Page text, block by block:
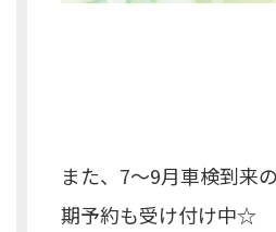
また、7～9月車検到来
期予約も受け付け中☆